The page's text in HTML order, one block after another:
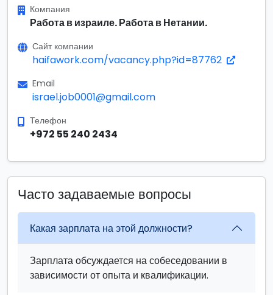
Компания
Работа в израиле. Работа в Нетании.
Сайт компании
haifawork.com/vacancy.php?id=87762
Email
israel.job0001@gmail.com
Телефон
+972 55 240 2434
Часто задаваемые вопросы
Какая зарплата на этой должности?
Зарплата обсуждается на собеседовании в
зависимости от опыта и квалификации.